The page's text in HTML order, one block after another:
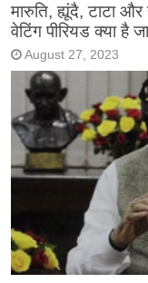
मारुति, ह्यूंदै, टाटा
वेटिंग पीरियड क्या है
August 27, 2023